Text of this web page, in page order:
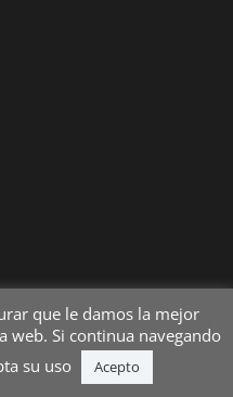
que le damos la mejor
web. Si continua navegando
su uso
Acepto